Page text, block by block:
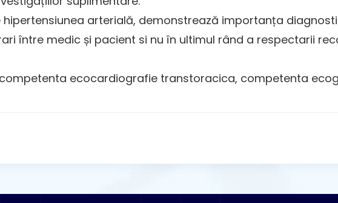
arterială, demonstrează importanța
între medic și pacient si nu în ultimul rând a respectarii
ecocardiografie transtoracica, competenta